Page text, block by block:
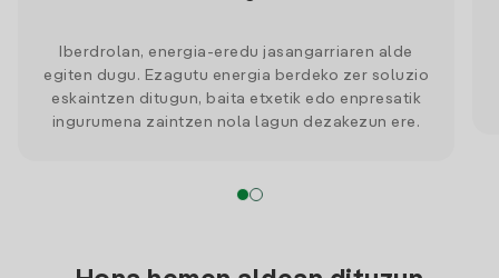
Iberdrolan, energia-eredu jasangarriaren alde
egiten dugu. Ezagutu energia berdeko zer soluzio
eskaintzen ditugun, baita etxetik edo enpresatik
ingurumena zaintzen nola lagun dezakezun ere.